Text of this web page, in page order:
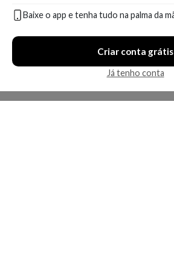
379,90
Compare
R$
Baixe o app e tenha tudo na palma da
Criar conta grátis
Já tenho conta